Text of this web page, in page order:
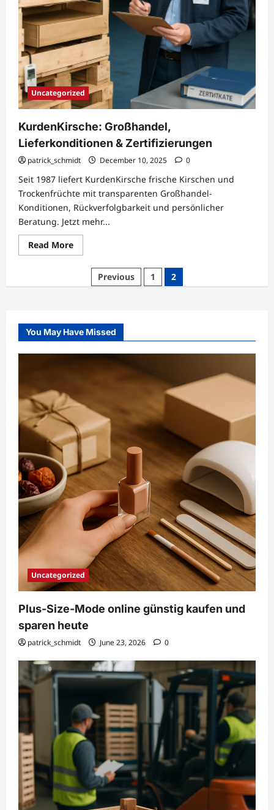
Uncategorized
KurdenKirsche: Großhandel,
Lieferkonditionen & Zertifizierungen
patrick_schmidt December 10, 2025 0
Seit 1987 liefert KurdenKirsche frische Kirschen und
Trockenfrüchte mit transparenten Großhandel-
Konditionen, Rückverfolgbarkeit und persönlicher
Beratung. Jetzt mehr...
Read MoreRead
more
KurdenKirsche:
Großhandel,
Lieferkonditionen
Previous 1 2
You May Have Missed
Uncategorized
Plus-Size-Mode online günstig kaufen und
sparen heute
patrick_schmidt June 23, 2026 0